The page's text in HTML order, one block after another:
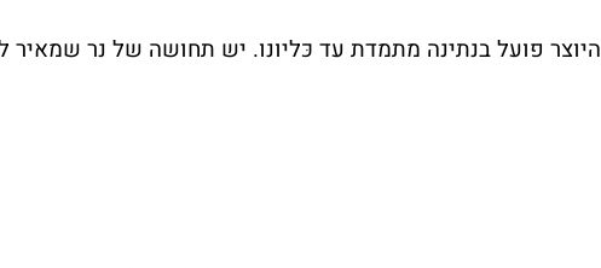
פועל בנתינה מתמדת עד כּליונו. יש תחושה של נר שמאיר